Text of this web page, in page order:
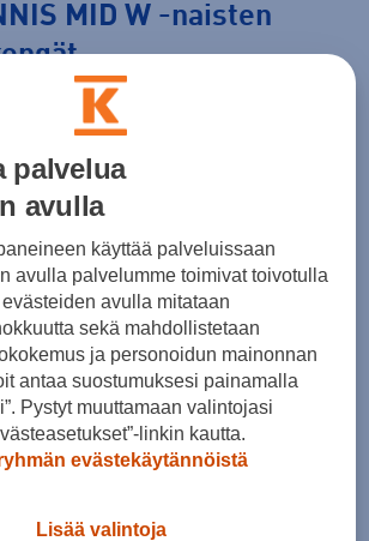
MID W -naisten
€
€
Lisätietoa
41
palvelua
avulla
käyttää palveluissaan
avulla palvelumme toimivat toivotulla
avulla mitataan
sekä mahdollistetaan
ja personoidun mainonnan
antaa suostumuksesi painamalla
Pystyt muuttamaan valintojasi
linkin kautta.
evästekäytännöistä
Lisää valintoja